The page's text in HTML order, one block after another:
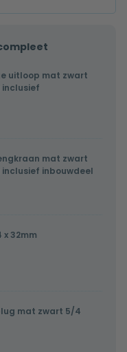
uitloop mat zwart
mat zwart
inbouwdeel
32mm
mat zwart 5/4